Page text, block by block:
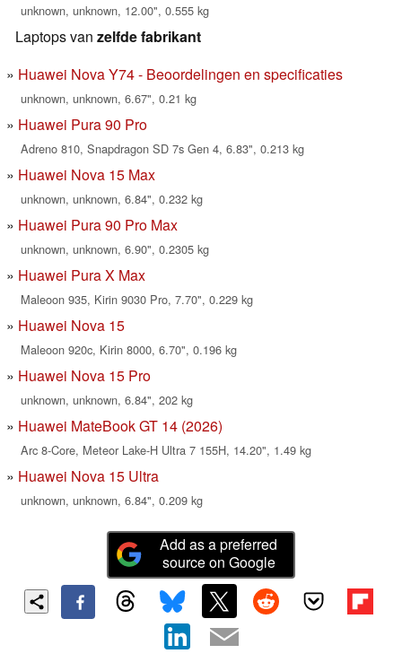
unknown, unknown, 12.00", 0.555 kg
Laptops van zelfde fabrikant
Huawei Nova Y74 - Beoordelingen en specificaties
unknown, unknown, 6.67", 0.21 kg
Huawei Pura 90 Pro
Adreno 810, Snapdragon SD 7s Gen 4, 6.83", 0.213 kg
Huawei Nova 15 Max
unknown, unknown, 6.84", 0.232 kg
Huawei Pura 90 Pro Max
unknown, unknown, 6.90", 0.2305 kg
Huawei Pura X Max
Maleoon 935, Kirin 9030 Pro, 7.70", 0.229 kg
Huawei Nova 15
Maleoon 920c, Kirin 8000, 6.70", 0.196 kg
Huawei Nova 15 Pro
unknown, unknown, 6.84", 202 kg
Huawei MateBook GT 14 (2026)
Arc 8-Core, Meteor Lake-H Ultra 7 155H, 14.20", 1.49 kg
Huawei Nova 15 Ultra
unknown, unknown, 6.84", 0.209 kg
Add as a preferred
source on Google